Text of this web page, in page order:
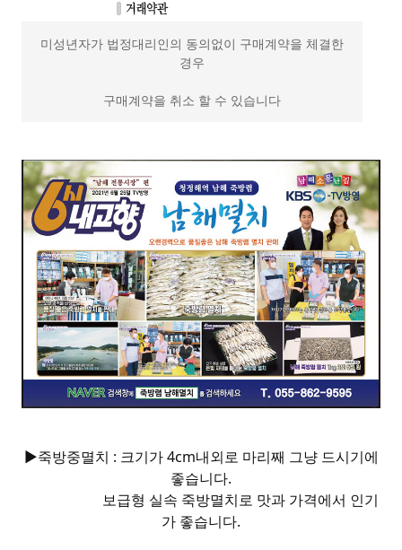
미성년자가 법정대리인의 동의없이 구매계약을 체결한
경우
구매계약을 취소 할 수 있습니다
▶죽방중멸치 : 크기가 4cm내외로 마리째 그냥 드시기에
좋습니다.
보급형 실속 죽방멸치로 맛과 가격에서 인기
가 좋습니다.